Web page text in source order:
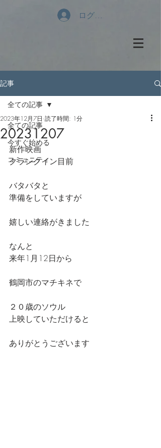
ログイン
記事
全ての記事
今すぐ始める
コミュニティ
全ての記事
20231207
2023年12月7日 読了時間: 1分
新作映画
クランクイン目前
バタバタと
準備をしていますが
嬉しい連絡がきました
なんと
来年1月12日から
鶴岡市のマチキネで
２０歳のソウル
上映していただけると
ありがとうございます